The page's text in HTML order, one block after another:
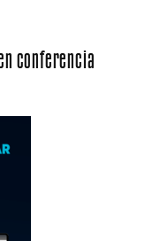
conferencia